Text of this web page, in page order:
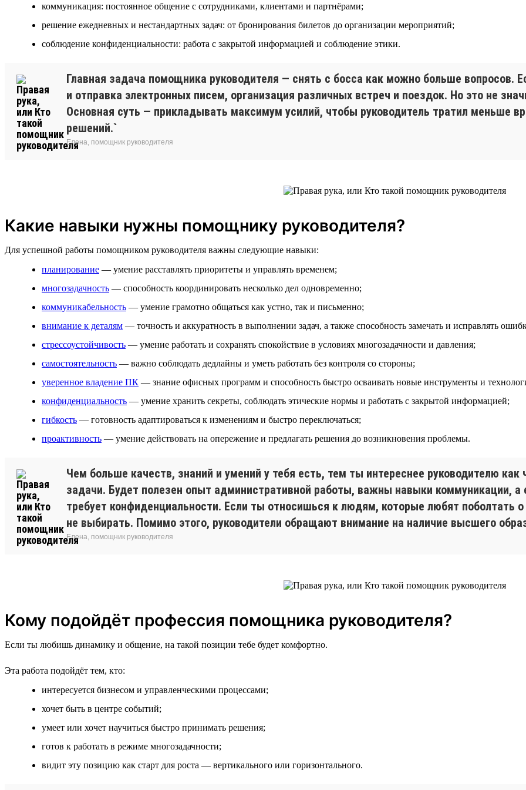
коммуникация: постоянное общение с сотрудниками, клиентами и партнёрами;
решение ежедневных и нестандартных задач: от бронирования билетов до организации мероприятий;
соблюдение конфиденциальности: работа с закрытой информацией и соблюдение этики.
Главная задача помощника руководителя — снять с босса как можно больше вопросов.
и отправка электронных писем, организация различных встреч и поездок. Но это не
Основная суть — прикладывать максимум усилий, чтобы руководитель тратил меньше
решений.`
Елена, помощник руководителя
Какие навыки нужны помощнику руководителя?
Для успешной работы помощником руководителя важны следующие навыки:
планирование — умение расставлять приоритеты и управлять временем;
многозадачность — способность координировать несколько дел одновременно;
коммуникабельность — умение грамотно общаться как устно, так и письменно;
внимание к деталям — точность и аккуратность в выполнении задач, а также способность замечать и исправлять
стрессоустойчивость — умение работать и сохранять спокойствие в условиях многозадачности и давления;
самостоятельность — важно соблюдать дедлайны и уметь работать без контроля со стороны;
уверенное владение ПК — знание офисных программ и способность быстро осваивать новые инструменты и
конфиденциальность — умение хранить секреты, соблюдать этические нормы и работать с закрытой информацией;
гибкость — готовность адаптироваться к изменениям и быстро переключаться;
проактивность — умение действовать на опережение и предлагать решения до возникновения проблемы.
Чем больше качеств, знаний и умений у тебя есть, тем ты интереснее руководителю
задачи. Будет полезен опыт административной работы, важны навыки коммуникации,
требует конфиденциальности. Если ты относишься к людям, которые любят поболтать
не выбирать. Помимо этого, руководители обращают внимание на наличие высшего
Елена, помощник руководителя
Кому подойдёт профессия помощника руководителя?
Если ты любишь динамику и общение, на такой позиции тебе будет комфортно.
Эта работа подойдёт тем, кто:
интересуется бизнесом и управленческими процессами;
хочет быть в центре событий;
умеет или хочет научиться быстро принимать решения;
готов к работать в режиме многозадачности;
видит эту позицию как старт для роста — вертикального или горизонтального.